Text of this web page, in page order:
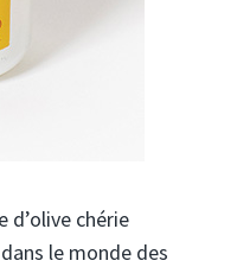
d’olive chérie
le monde des